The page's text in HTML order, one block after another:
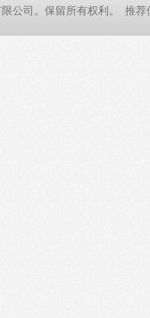
公司。保留所有权利。 推